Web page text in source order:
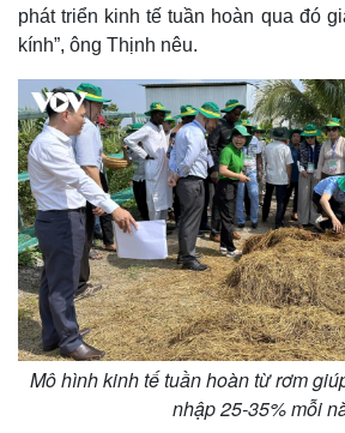
Kinh tế
Bất động sản
Thị
Giá
Tiêu
Tỷ giá
phát triển kinh tế tuần hoàn qua đó
kính”, ông Thịnh nêu.
Mô hình kinh tế tuần hoàn từ rơm
nhập 25-35% mỗi